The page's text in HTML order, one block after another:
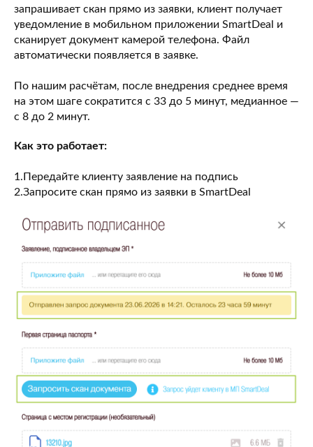
запрашивает скан прямо из заявки, клиент получает
уведомление в мобильном приложении SmartDeal и
сканирует документ камерой телефона. Файл
автоматически появляется в заявке.
По нашим расчётам, после внедрения среднее время
на этом шаге сократится с 33 до 5 минут, медианное —
с 8 до 2 минут.
Как это работает:
1.Передайте клиенту заявление на подпись
2.Запросите скан прямо из заявки в SmartDeal